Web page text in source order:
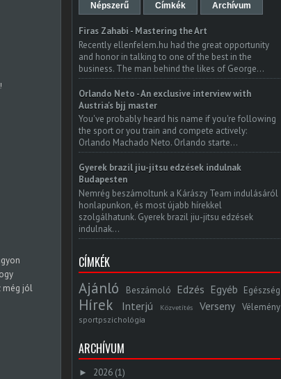
még jól
Népszerű Címkék Archívum
Firas Zahabi - Mastering the Art
Recently ellenfelem.hu had the great opportunity
and honor in talking to one of the best in the
business. The man behind the likes of George...
Orlando Neto - An exclusive interview with
Austria's bjj master
You've probably heard his name if you're following
the sport or you train and compete actively:
Orlando Machado Neto. Orlando starte...
Gyerek brazil jiu-jitsu edzések indulnak
Budapesten
Nemrég beszámoltunk a Kárászy Team indulásáról
honlapunkon, és most újabb hírekkel
szolgálhatunk. Gyerek brazil jiu-jitsu edzések
indulnak...
CÍMKÉK
Ajánló Beszámoló Edzés Egyéb Egészség
Hírek Interjú Közvetítés Verseny Vélemény
sportpszichológia
ARCHÍVUM
► 2026 (1)